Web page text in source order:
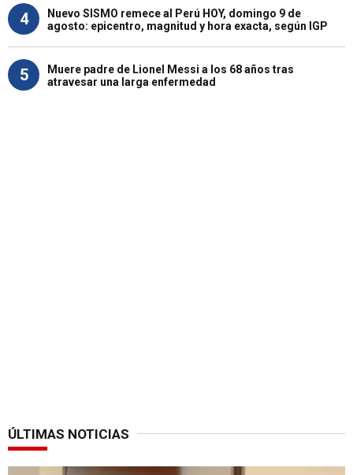
4
Nuevo SISMO remece al Perú HOY, domingo 9 de
agosto: epicentro, magnitud y hora exacta, según IGP
5
Muere padre de Lionel Messi a los 68 años tras
atravesar una larga enfermedad
ÚLTIMAS NOTICIAS